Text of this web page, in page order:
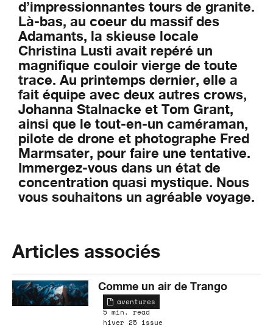
d’impressionnantes tours de granite.
Là-bas, au coeur du massif des
Adamants, la skieuse locale
Christina Lusti avait repéré un
magnifique couloir vierge de toute
trace. Au printemps dernier, elle a
fait équipe avec deux autres crows,
Johanna Stalnacke et Tom Grant,
ainsi que le tout-en-un caméraman,
pilote de drone et photographe Fred
Marmsater, pour faire une tentative.
Immergez-vous dans un état de
concentration quasi mystique. Nous
vous souhaitons un agréable voyage.
Articles associés
Comme un air de Trango
aventures
5 min. read
hiver 25 issue